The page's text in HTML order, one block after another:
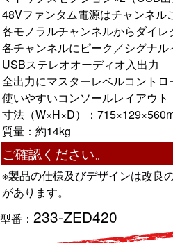
48Vファンタム電源はチャンネル
各モノラルチャンネルからダイレ
各チャンネルにピーク／シグナ
USBステレオオーディオ入出力
全出力にマスターレベルコントロ
使いやすいコンソールレイアウト
寸法（W×H×D）：
質量：約14kg
ご確認ください。
※製品の仕様及びデザインは改良
があります。
型番： 233-ZED420